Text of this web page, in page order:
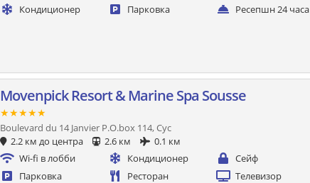
Кондиционер
Парковка Ресепшн 24 часа
Movenpick Resort & Marine Spa Sousse
★★★★★
Boulevard du 14 Janvier P.O.box 114, Сус
2.2 км до центра
2.6 км
0.1 км
Wi-fi в лобби
Кондиционер
Сейф
Парковка
Ресторан
Телевизор